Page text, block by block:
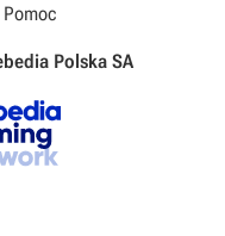
Pomoc
Polska SA